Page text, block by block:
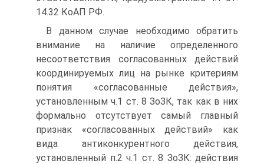
14.32 КоАП РФ.
В данном случае необходимо обратить
внимание на наличие опреде­ленного
несоответствия согласованных действий
координируемых лиц на рынке критериям
понятия «согласованные действия»,
установленным ч.1 ст. 8 ЗоЗК, так как в них
формально отсутствует самый главный
признак «согла­сованных действий» как
вида антиконкурентного действия,
установленный п.2 ч.1 ст. 8 ЗоЗК: действия